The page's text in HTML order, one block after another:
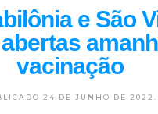
e São
vacinação
24 DE JUNHO DE 2022.